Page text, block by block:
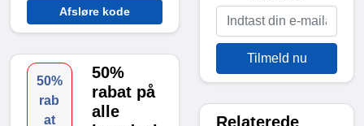
Afsløre kode
50%
rab
at
50%
rabat på
alle
Tilmeld nu
Relaterede